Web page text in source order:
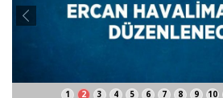
1 2 3 4 5 6 7 8 9 10